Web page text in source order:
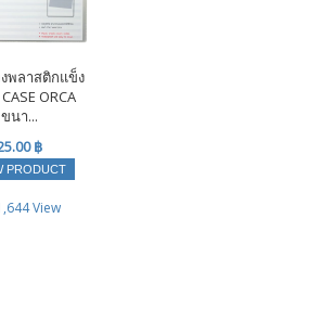
พลาสติกแข็ง
ORCA
ขนา...
฿
PRODUCT
View